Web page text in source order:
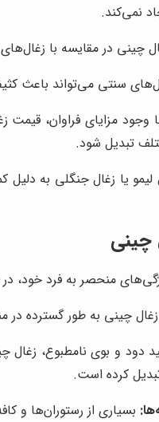
نمی‌کند.
چینی در مقایسه با
سنتی می‌تواند باعث
وجود مزایای فراوان،
تبدیل شود.
یا زغال جنگلی به دلیل
چینی
منحصر به فرد خود، در
زغال چینی به طور گسترده در
دود و بوی نامطبوع،
کرده است.
بسیاری از رستوران‌ها و